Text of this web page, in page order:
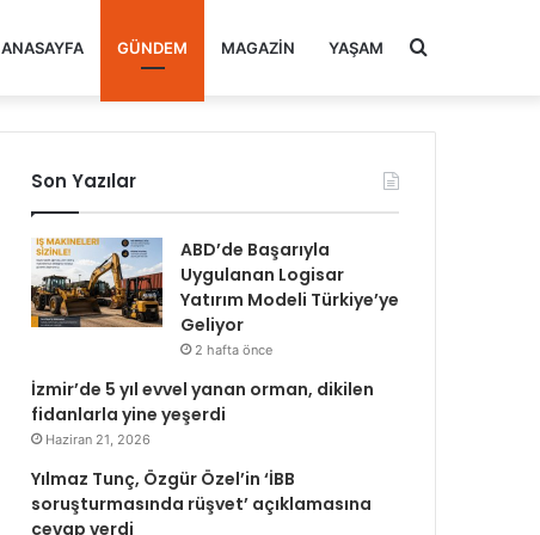
ANASAYFA GÜNDEM MAGAZIN YAŞAM Arama
Son Yazılar
ABD’de Başarıyla
Uygulanan Logisar
Yatırım Modeli Türkiye’ye
Geliyor
2 hafta önce
İzmir’de 5 yıl evvel yanan orman, dikilen
fidanlarla yine yeşerdi
Haziran 21, 2026
Yılmaz Tunç, Özgür Özel’in ‘İBB
soruşturmasında rüşvet’ açıklamasına
cevap verdi